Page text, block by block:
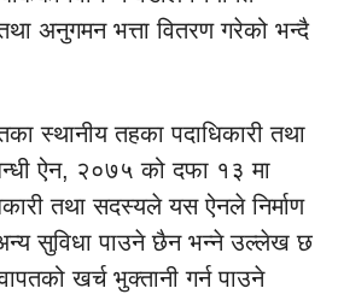
तथा अनुगमन भत्ता वितरण गरेको भन्दै
स्थानीय तहका पदाधिकारी तथा
ऐन, २०७५ को दफा १३ मा
तथा सदस्यले यस ऐनले निर्माण
सुविधा पाउने छैन भन्ने उल्लेख छ
खर्च भुक्तानी गर्न पाउने